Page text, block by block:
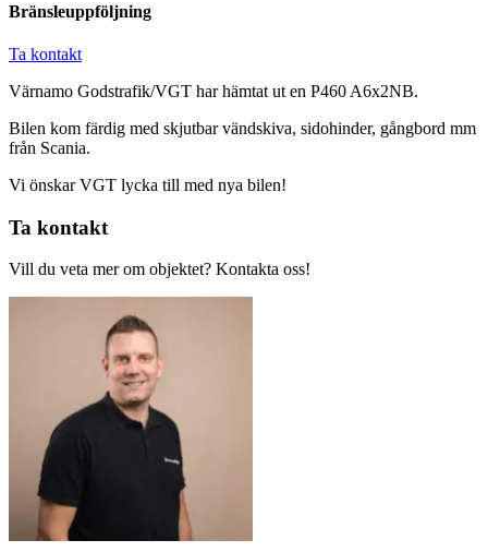
Bränsleuppföljning
Ta kontakt
Värnamo Godstrafik/VGT har hämtat ut en P460 A6x2NB.
Bilen kom färdig med skjutbar vändskiva, sidohinder, gångbord mm
från Scania.
Vi önskar VGT lycka till med nya bilen!
Ta kontakt
Vill du veta mer om objektet? Kontakta oss!